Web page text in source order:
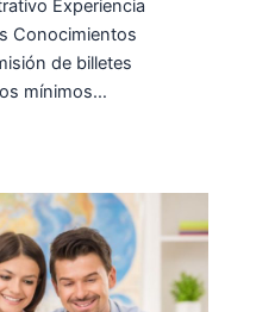
Experiencia
Conocimientos
de billetes
mínimos…